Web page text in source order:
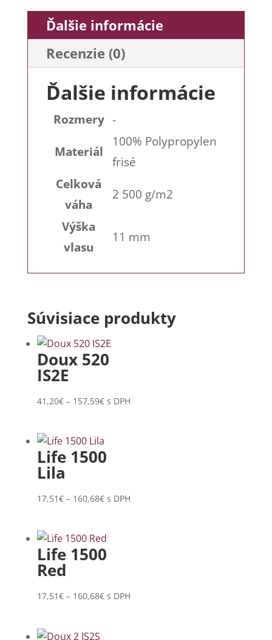
Ďalšie informácie
Recenzie (0)
Ďalšie informácie
Rozmery -
Materiál
100% Polypropylen
frisé
Celková
váha
2 500 g/m2
Výška
vlasu
11 mm
Súvisiace produkty
Doux 520
IS2E
41,20€ – 157,59€Price
through
157,59€
s DPH
Life 1500
Lila
17,51€ – 160,68€Price
through
160,68€
s DPH
Life 1500
Red
17,51€ – 160,68€Price
s DPH